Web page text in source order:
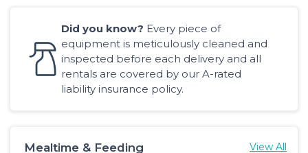
Did you know? Every piece of
equipment is meticulously cleaned and
inspected before each delivery and all
rentals are covered by our A-rated
liability insurance policy.
Mealtime & Feeding View All